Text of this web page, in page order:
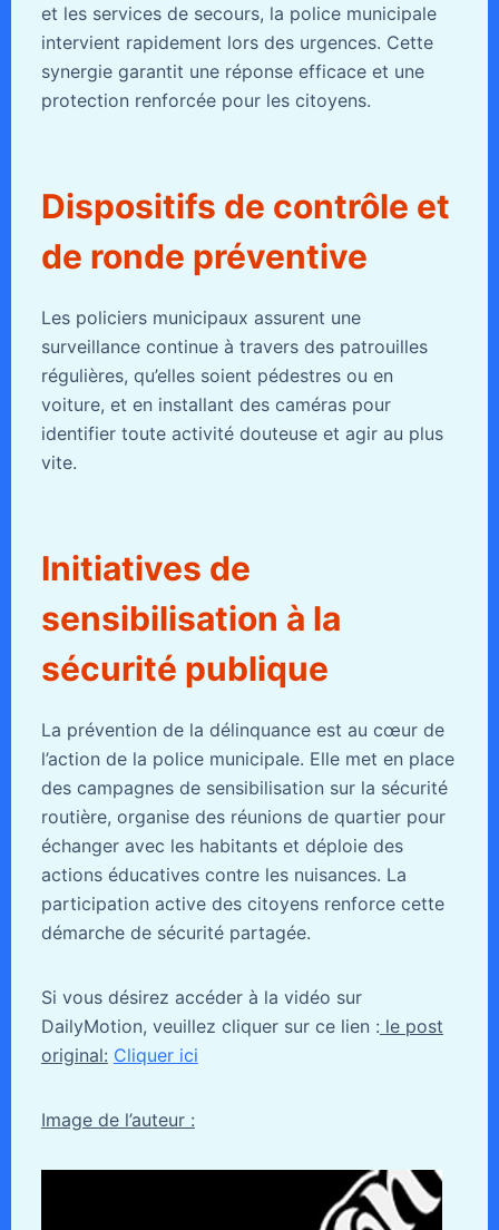
et les services de secours, la police municipale
intervient rapidement lors des urgences. Cette
synergie garantit une réponse efficace et une
protection renforcée pour les citoyens.
Dispositifs de contrôle et
de ronde préventive
Les policiers municipaux assurent une
surveillance continue à travers des patrouilles
régulières, qu’elles soient pédestres ou en
voiture, et en installant des caméras pour
identifier toute activité douteuse et agir au plus
vite.
Initiatives de
sensibilisation à la
sécurité publique
La prévention de la délinquance est au cœur de
l’action de la police municipale. Elle met en place
des campagnes de sensibilisation sur la sécurité
routière, organise des réunions de quartier pour
échanger avec les habitants et déploie des
actions éducatives contre les nuisances. La
participation active des citoyens renforce cette
démarche de sécurité partagée.
Si vous désirez accéder à la vidéo sur
DailyMotion, veuillez cliquer sur ce lien : le post
original: Cliquer ici
Image de l’auteur :